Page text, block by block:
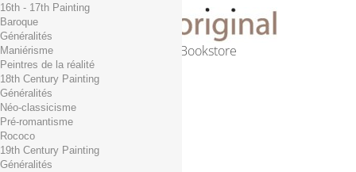
Online Art Bookstore
Cart (empty)
No products
Free shipping!
0,00 € Total
Check out
16th - 17th Painting
Baroque
Généralités
Maniérisme
Peintres de la réalité
18th Century Painting
Généralités
Néo-classicisme
Pré-romantisme
Rococo
19th Century Painting
Généralités